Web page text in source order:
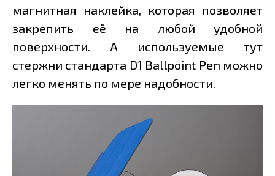
магнитная наклейка, которая позволяет
закрепить её на любой удобной
поверхности. А используемые тут
стержни стандарта D1 Ballpoint Pen можно
легко менять по мере надобности.